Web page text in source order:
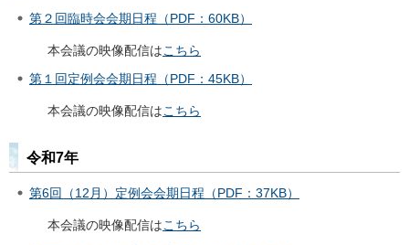
第２回臨時会会期日程（PDF：60KB）
本会議の映像配信はこちら
第１回定例会会期日程（PDF：45KB）
本会議の映像配信はこちら
令和7年
第6回（12月）定例会会期日程（PDF：37KB）
本会議の映像配信はこちら